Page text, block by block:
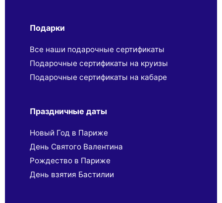
Подарки
Все наши подарочные сертификаты
Подарочные сертификаты на круизы
Подарочные сертификаты на кабаре
Праздничные даты
Новый Год в Париже
День Святого Валентина
Рождество в Париже
День взятия Бастилии